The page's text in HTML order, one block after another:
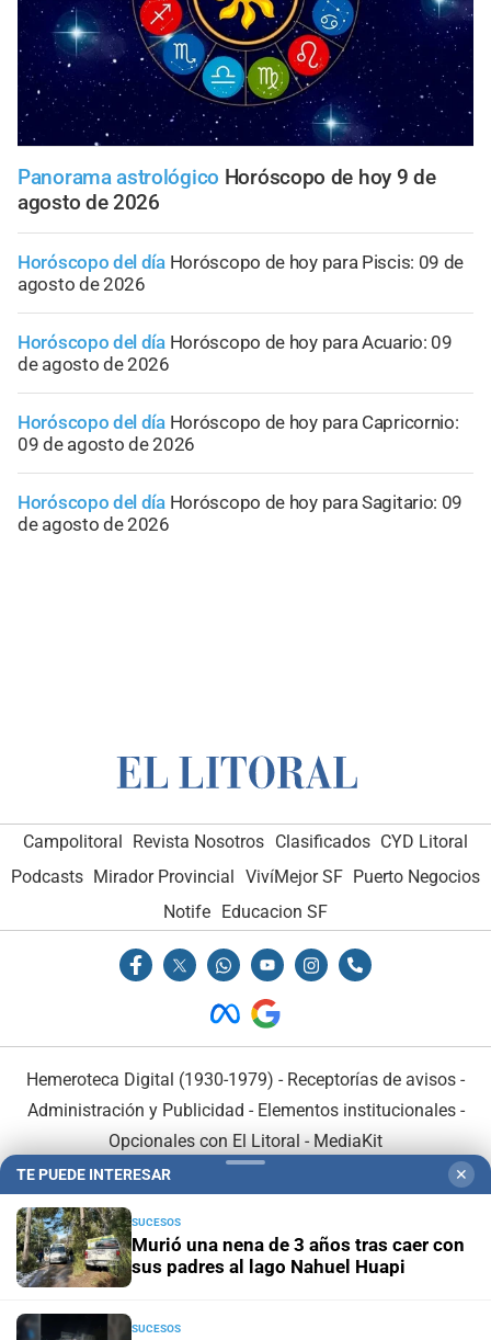
Panorama astrológico Horóscopo de hoy 9 de
agosto de 2026
Horóscopo del día Horóscopo de hoy para Piscis: 09 de
agosto de 2026
Horóscopo del día Horóscopo de hoy para Acuario: 09
de agosto de 2026
Horóscopo del día Horóscopo de hoy para Capricornio:
09 de agosto de 2026
Horóscopo del día Horóscopo de hoy para Sagitario: 09
de agosto de 2026
Campolitoral Revista Nosotros Clasificados CYD Litoral
Podcasts Mirador Provincial VivíMejor SF Puerto Negocios
Notife Educacion SF
Hemeroteca Digital (1930-1979) - Receptorías de avisos -
Administración y Publicidad - Elementos institucionales-
Opcionales con El Litoral - MediaKit
TE PUEDE INTERESAR ✕
SUCESOS
Murió una nena de 3 años tras caer con
sus padres al lago Nahuel Huapi
SUCESOS